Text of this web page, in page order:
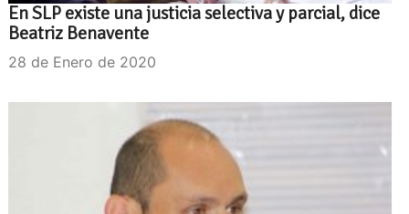
En SLP existe una justicia selectiva y parcial, dice
Beatriz Benavente
28 de Enero de 2020